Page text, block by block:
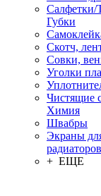
Салфетки/
Губки
Скотч,
Совки,
Уголки
Чистящие
Химия
Швабры
Экраны
радиаторов
+ ЕЩЕ